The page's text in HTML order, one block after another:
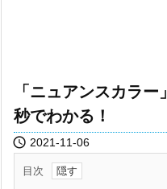
「ニュアンスカラ
秒でわかる！
 2021-11-06
目次